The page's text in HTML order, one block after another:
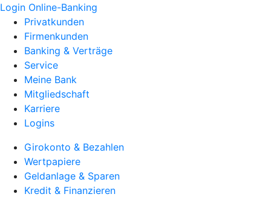
Login Online-Banking
Privatkunden
Firmenkunden
Banking & Verträge
Service
Meine Bank
Mitgliedschaft
Karriere
Logins
Girokonto & Bezahlen
Wertpapiere
Geldanlage & Sparen
Kredit & Finanzieren